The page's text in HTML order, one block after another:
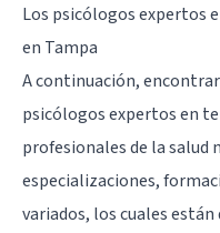
Los psicólogos expertos
en Tampa
A continuación,
psicólogos expertos en
profesionales de la salud
especializaciones,
variados, los cuales